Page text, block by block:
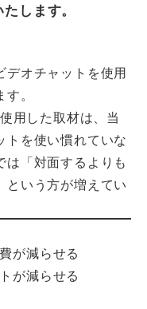
します。
デオチャットを使用
。
用した取材は、当
トを使い慣れていな
は「対面するよりも
という方が増えてい
が減らせる
が減らせる